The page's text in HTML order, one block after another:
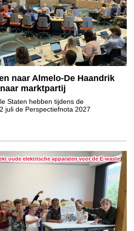
naar Almelo-De Haandrik
marktpartij
Staten hebben tijdens de
juli de Perspectiefnota 2027
oude elektrische apparaten voor de E-waste